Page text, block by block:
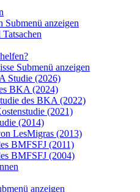
Submenü anzeigen
Submenü anzeigen
Studie (2026)
BKA (2024)
des BKA (2022)
(2021)
(2014)
LesMigras (2013)
BMFSFJ (2011)
BMFSFJ (2004)
anzeigen